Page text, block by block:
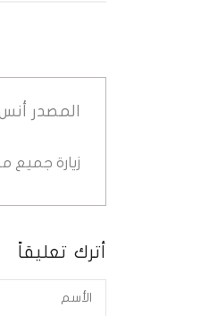
المصدر
زيارة جميع
أترك تعليقاً